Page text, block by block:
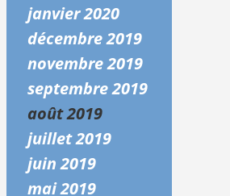
janvier 2020
décembre 2019
novembre 2019
septembre 2019
août 2019
juillet 2019
juin 2019
mai 2019